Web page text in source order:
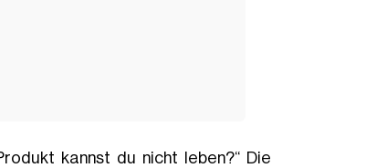
kannst du nicht leben?“ Die